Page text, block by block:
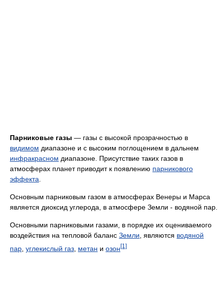
Парниковые газы — газы с высокой прозрачностью в
видимом диапазоне и с высоким поглощением в дальнем
инфракрасном диапазоне. Присутствие таких газов в
атмосферах планет приводит к появлению парникового
эффекта
Основным парниковым газом в атмосферах Венеры и Марса
является диоксид углерода, в атмосфере Земли - водяной пар.
Основными парниковыми газами, в порядке их оцениваемого
воздействия на тепловой баланс Земли , являются водяной
пар углекислый газ метан и озон[1]